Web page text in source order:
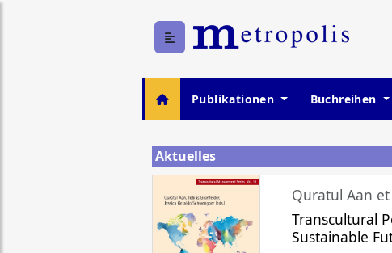
Publikationen Buchreihen
Aktuelles
Quratul Aan et
Transcultural
Sustainable